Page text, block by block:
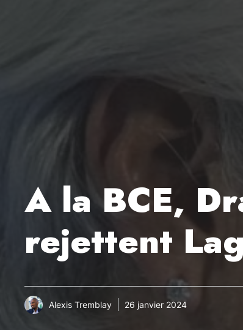
A la BCE,
rejettent
Alexis Tremblay 26 janvier 2024